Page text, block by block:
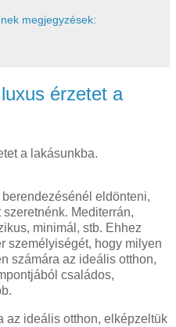
megjegyzések:
érzetet a
a lakásunkba.
eldönteni,
Mediterrán,
minimál, stb. Ehhez
személyiségét, hogy milyen
számára az ideális otthon,
családos,
az ideális otthon, elképzeltük